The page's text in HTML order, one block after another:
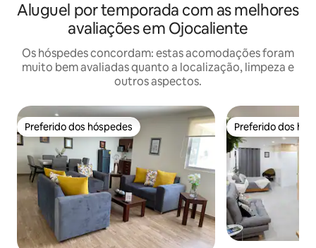
Aluguel por temporada com as melhores
avaliações em Ojocaliente
Os hóspedes concordam: estas acomodações foram
muito bem avaliadas quanto a localização, limpeza e
outros aspectos.
Preferido dos hóspedes
Preferido dos hóspedes Preferido dos
Preferido dos